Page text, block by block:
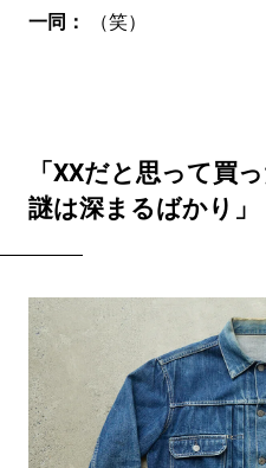
一同： （笑）
「XXだと思って買
謎は深まるばかり」